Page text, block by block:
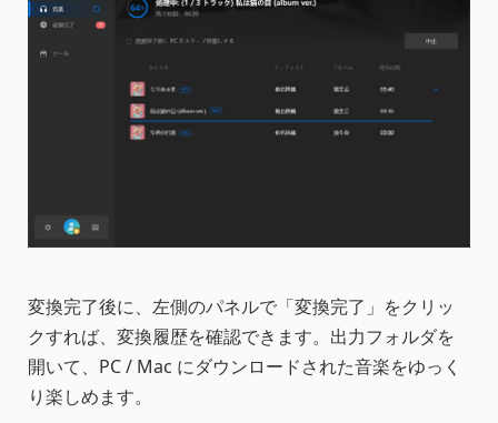
変換完了後に、左側のパネルで「変換完了」をクリッ
クすれば、変換履歴を確認できます。出力フォルダを
開いて、PC / Mac にダウンロードされた音楽をゆっく
り楽しめます。